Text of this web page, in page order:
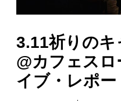
ギャラリー
日々のレポート
3.11祈りのキ
@カフェスロ
イブ・レポー